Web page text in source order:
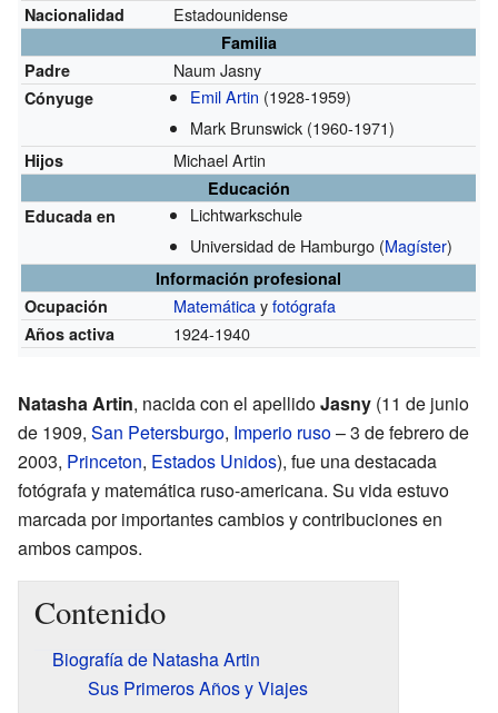
Nacionalidad Estadounidense
Familia
Padre
Naum Jasny
Cónyuge Emil Artin (1928-1959)
Mark Brunswick (1960-1971)
Hijos Michael Artin
Educación
Educada en
Lichtwarkschule
Universidad de Hamburgo (Magíster)
Información profesional
Ocupación
Matemáticayfotógrafa
Años activa 1924-1940
Natasha Artin, nacida con el apellidoJasny (11 de junio
de 1909, San Petersburgo, Imperio ruso– 3 de febrero de
2003, Princeton, Estados Unidos), fue una destacada
fotógrafa y matemática ruso-americana. Su vida estuvo
marcada por importantes cambios y contribuciones en
ambos campos.
Contenido
Biografía de Natasha Artin
Sus Primeros Años y Viajes